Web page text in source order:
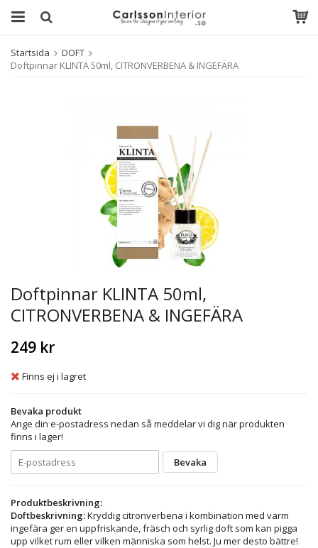
Startsida
DOFT
Doftpinnar KLINTA 50ml, CITRONVERBENA & INGEFÄRA
Doftpinnar KLINTA 50ml,
CITRONVERBENA & INGEFÄRA
249 kr
Finns ej i lagret
Bevaka produkt
Ange din e-postadress nedan så meddelar vi dig när produkten
finns i lager!
Bevaka
Produktbeskrivning:
Doftbeskrivning:Kryddig citronverbena i kombination med varm
ingefära ger en uppfriskande, fräsch och syrlig doft som kan pigga
upp vilket rum eller vilken människa som helst. Ju mer desto bättre!